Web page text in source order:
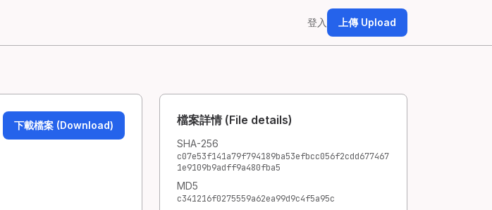
登入 上傳 Upload
下載檔案 (Download) 檔案詳情 (File details)
SHA-256
c07e53f141a79f794189ba53efbcc056f2cdd677467
1e9109b9adff9a480fba5
MD5
c341216f0275559a62ea99d9c4f5a95c